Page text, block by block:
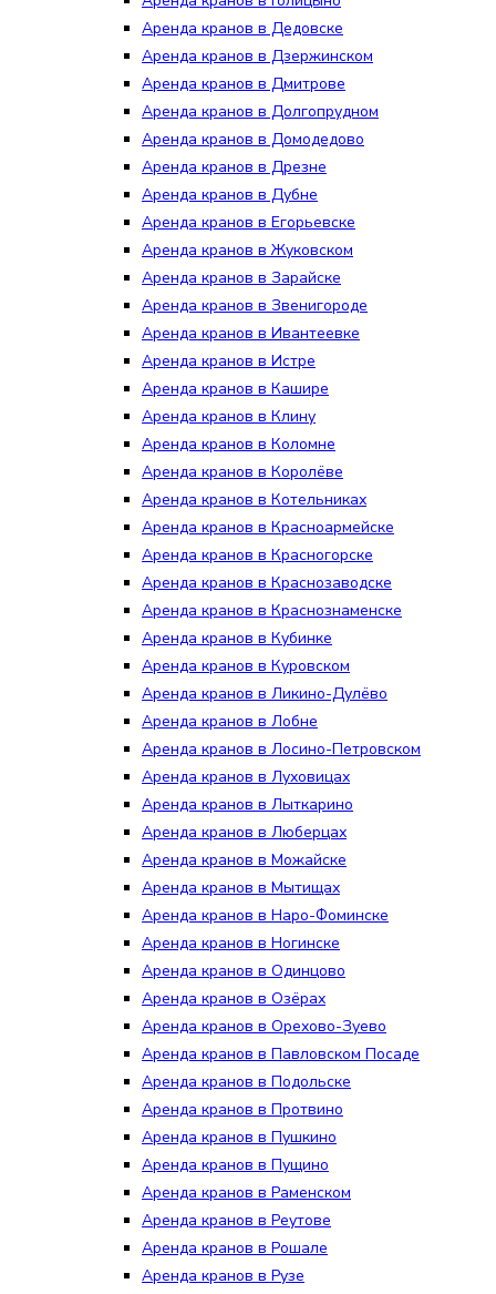
Аренда кранов в Дедовске
Аренда кранов в Дзержинском
Аренда кранов в Дмитрове
Аренда кранов в Долгопрудном
Аренда кранов в Домодедово
Аренда кранов в Дрезне
Аренда кранов в Дубне
Аренда кранов в Егорьевске
Аренда кранов в Жуковском
Аренда кранов в Зарайске
Аренда кранов в Звенигороде
Аренда кранов в Ивантеевке
Аренда кранов в Истре
Аренда кранов в Кашире
Аренда кранов в Клину
Аренда кранов в Коломне
Аренда кранов в Королёве
Аренда кранов в Котельниках
Аренда кранов в Красноармейске
Аренда кранов в Красногорске
Аренда кранов в Краснозаводске
Аренда кранов в Краснознаменске
Аренда кранов в Кубинке
Аренда кранов в Куровском
Аренда кранов в Ликино-Дулёво
Аренда кранов в Лобне
Аренда кранов в Лосино-Петровском
Аренда кранов в Луховицах
Аренда кранов в Лыткарино
Аренда кранов в Люберцах
Аренда кранов в Можайске
Аренда кранов в Мытищах
Аренда кранов в Наро-Фоминске
Аренда кранов в Ногинске
Аренда кранов в Одинцово
Аренда кранов в Озёрах
Аренда кранов в Орехово-Зуево
Аренда кранов в Павловском Посаде
Аренда кранов в Подольске
Аренда кранов в Протвино
Аренда кранов в Пушкино
Аренда кранов в Пущино
Аренда кранов в Раменском
Аренда кранов в Реутове
Аренда кранов в Рошале
Аренда кранов в Рузе